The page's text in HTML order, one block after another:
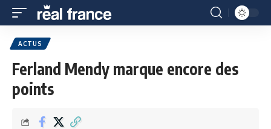
ACTUS
Ferland Mendy marque encore des
points